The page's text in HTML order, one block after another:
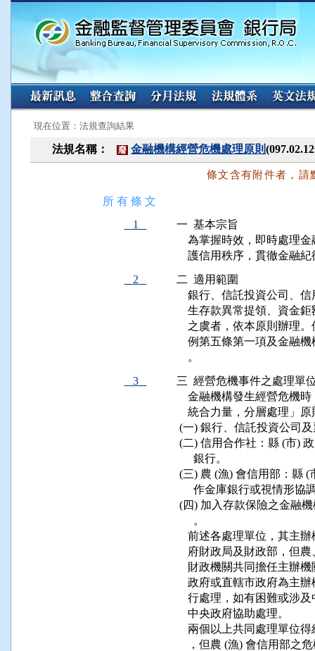
:::
現在位置：法規查詢結果
法規名稱： 廢 金融機構經營危機處理原則
條文含有附件者，請
所 有 條 文
1
一  基本宗旨
為掌握時效，即時處理
2
二  適用範圍
銀行、信託投資公司、
生存款異常提領、資金
之虞者，依本原則辦理
例第五條第一項及金融
3
三  經營危機事件之處理單
金融機構發生經營危機
統合力量，分層處理」
(一) 銀行、信託投資公司
(二) 信用合作社：縣 (市)
      銀行。
(三) 農 (漁) 會信用部：縣
作金庫銀行或視情形
(四) 加入存款保險之金融
      。
前述各處理單位，其主
府財政局及財政部，但
財政機關共同擔任主辦
政府或直轄市政府為主
行處理，如有困難或涉
    中央政府協助處理。
兩個以上共同處理單位
，但農 (漁) 會信用部